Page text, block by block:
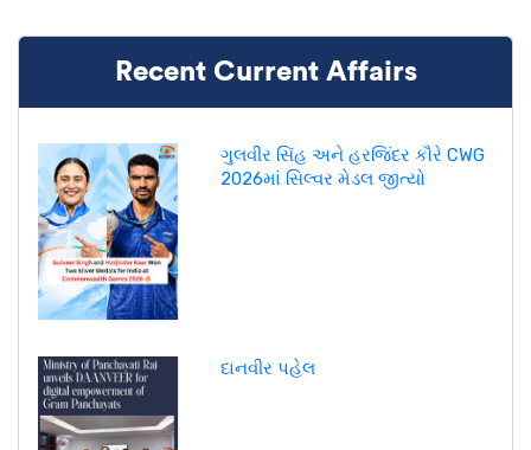
Recent Current Affairs
ગુલવીર સિંહ અને હરજિંદર કૌરે CWG
2026માં સિલ્વર મેડલ જીત્યો
દાનવીર પહેલ